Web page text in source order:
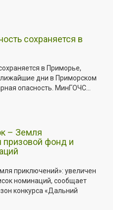
сохраняется в
в Приморье,
дни в Приморском
опасность. МинГОЧС...
– Земля
призовой фонд и
приключений»: увеличен
номинаций, сообщает
конкурса «Дальний